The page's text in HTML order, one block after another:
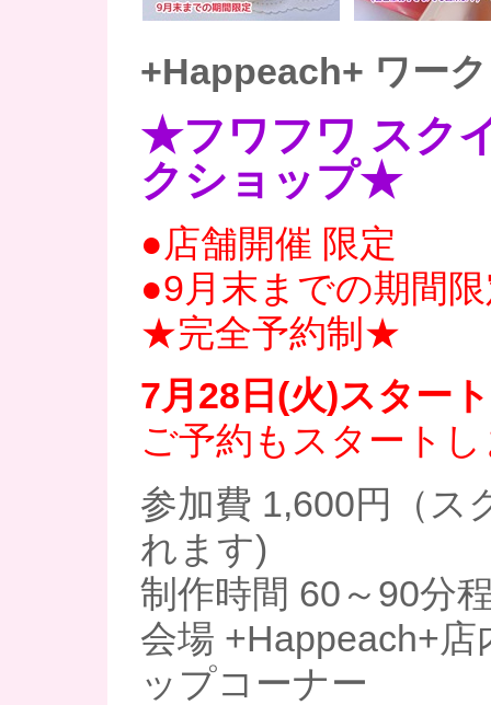
+Happeach+ ワー
★フワフワ スク
クショップ★
●店舗開催 限定
●9月末までの期間
★完全予約制★
7月28日(火)スター
ご予約もスタート
参加費 1,600円（ス
れます)
制作時間 60～90分
会場 +Happeach+
ップコーナー